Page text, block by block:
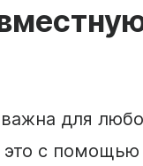
для
это с